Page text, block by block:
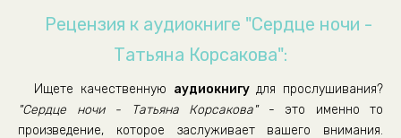
Глава 20
Глава 21
Рецензия к аудиокниге "Сердце ночи -
Татьяна Корсакова":
Ищете качественную аудиокнигудля прослушивания?
"Сердце ночи - Татьяна Корсакова"- это именно то
произведение, которое заслуживает вашего внимания.